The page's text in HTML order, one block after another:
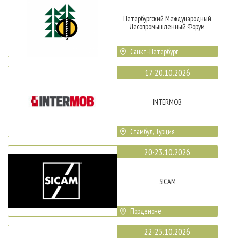
Петербургский Международный
Лесопромышленный Форум
Санкт-Петербург
17-20.10.2026
INTERMOB
Стамбул, Турция
20-23.10.2026
SICAM
Порденоне
22-25.10.2026